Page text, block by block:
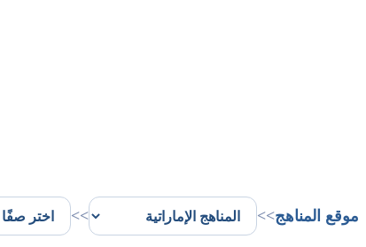
موقع المناهج>>
>>